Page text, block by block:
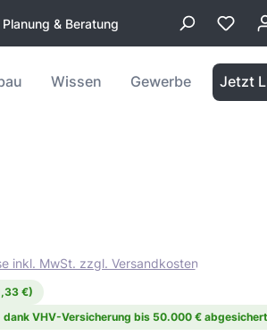
& Beratung
Wissen Gewerbe Jetzt
inkl. MwSt. zzgl. Versandkosten
€)
dank VHV-Versicherung bis 50.000 €